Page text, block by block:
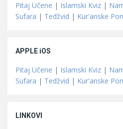
Pitaj Učene | Islamski Kviz |
Sufara | Tedžvid | Kur'anske
APPLE iOS
Pitaj Učene | Islamski Kviz |
Sufara | Tedžvid | Kur'anske
LINKOVI